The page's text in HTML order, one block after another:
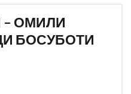
ОМИЛИ
БОСУБОТИ